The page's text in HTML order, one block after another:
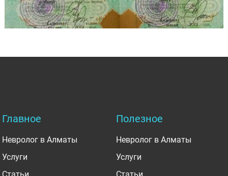
Главное
Невролог в Алматы
Услуги
Полезное
Невролог в Алматы
Услуги